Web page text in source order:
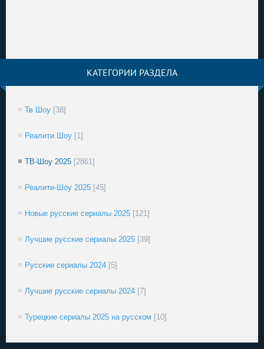
КАТЕГОРИИ РАЗДЕЛА
Тв Шоу [38]
Реалити Шоу [1]
ТВ-Шоу 2025 [2861]
Реалити-Шоу 2025 [45]
Новые русские сериалы 2025 [121]
Лучшие русские сериалы 2025 [39]
Русские сериалы 2024 [5]
Лучшие русские сериалы 2024 [7]
Турецкие сериалы 2025 на русском [10]